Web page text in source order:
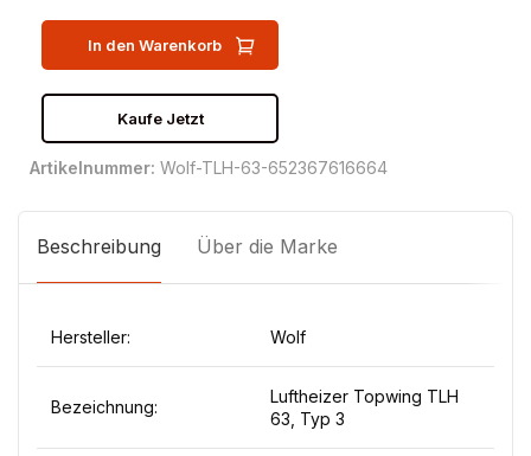
In den Warenkorb
Kaufe Jetzt
Artikelnummer: Wolf-TLH-63-652367616664
Beschreibung Über die Marke
Hersteller: Wolf
Bezeichnung:
Luftheizer Topwing TLH
63, Typ 3